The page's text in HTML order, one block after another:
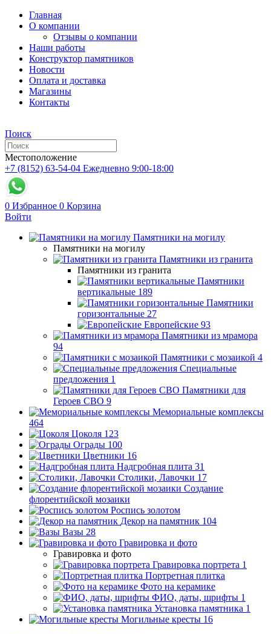
Главная
О компании
Отзывы о компании
Наши работы
Конструктор памятников
Новости
Оплата и доставка
Магазины
Контакты
Поиск
Местоположение
+7 (8152) 63-54-04 Ежедневно 9:00-18:00
0 Избранное 0 Корзина
Войти
Памятники на могилу
Памятники на могилу
Памятники из гранита
Памятники из гранита
Памятники
вертикальные 189
Памятники
горизонтальные 27
Европейские 93
Памятники из мрамора
94
Памятники с мозаикой 4
Специальные
предложения 1
Памятники для
Героев СВО 9
Мемориальные комплексы
464
Цоколя 123
Ограды 100
Цветники 16
Надгробная плита 31
Столики, Лавочки 17
Создание
флорентийской мозаики
Роспись золотом
Декор на памятник 104
Вазы 28
Гравировка и фото
Гравировка и фото
Гравировка портрета 1
Портретная плитка
Фото на керамике
ФИО, даты, шрифты 1
Установка памятника 1
Могильные кресты 16